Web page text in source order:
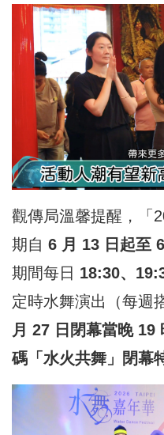
觀傳局溫馨提醒，「
期自 6 月 13 日起至
期間每日 18:30、
定時水舞演出（每週
月 27 日閉幕當晚 19
碼「水火共舞」閉幕